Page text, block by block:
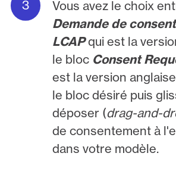
Vous avez le choix
Demande de
LCAPqui est la
le bloc Consent
est la version
le bloc désiré puis
déposer (drag-and-
de consentement à
dans votre modèle.